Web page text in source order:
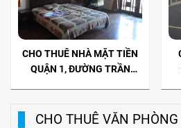
CHO THUÊ NHÀ MẶT TIỀN
QUẬN 1, ĐƯỜNG TRẦN
CHO THUÊ VĂN PHÒNG